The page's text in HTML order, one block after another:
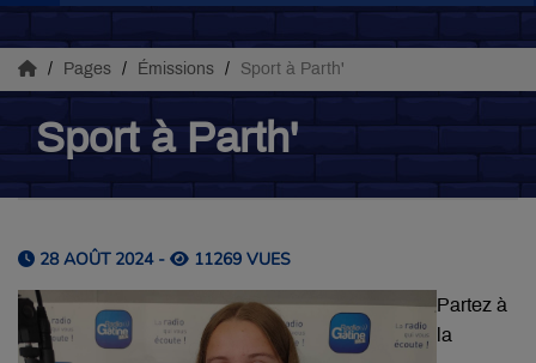
Pages Émissions Sport à Parth'
Sport à Parth'
28 AOÛT 2024 - 11269 VUES
Partez à
la